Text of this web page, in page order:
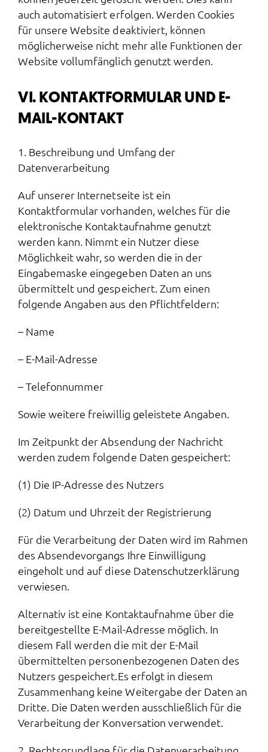
auch automatisiert erfolgen. Werden Cookies
für unsere Website deaktiviert, können
möglicherweise nicht mehr alle Funktionen der
Website vollumfänglich genutzt werden.
VI. KONTAKTFORMULAR UND E-
MAIL-KONTAKT
1. Beschreibung und Umfang der
Datenverarbeitung
Auf unserer Internetseite ist ein
Kontaktformular vorhanden, welches für die
elektronische Kontaktaufnahme genutzt
werden kann. Nimmt ein Nutzer diese
Möglichkeit wahr, so werden die in der
Eingabemaske eingegeben Daten an uns
übermittelt und gespeichert. Zum einen
folgende Angaben aus den Pflichtfeldern:
– Name
– E-Mail-Adresse
– Telefonnummer
Sowie weitere freiwillig geleistete Angaben.
Im Zeitpunkt der Absendung der Nachricht
werden zudem folgende Daten gespeichert:
(1) Die IP-Adresse des Nutzers
(2) Datum und Uhrzeit der Registrierung
Für die Verarbeitung der Daten wird im Rahmen
des Absendevorgangs Ihre Einwilligung
eingeholt und auf diese Datenschutzerklärung
verwiesen.
Alternativ ist eine Kontaktaufnahme über die
bereitgestellte E-Mail-Adresse möglich. In
diesem Fall werden die mit der E-Mail
übermittelten personenbezogenen Daten des
Nutzers gespeichert.Es erfolgt in diesem
Zusammenhang keine Weitergabe der Daten an
Dritte. Die Daten werden ausschließlich für die
Verarbeitung der Konversation verwendet.